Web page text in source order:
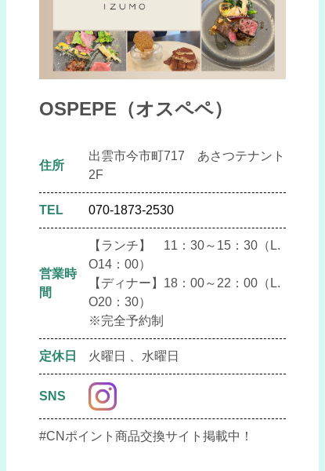
OSPEPE（オスペペ）
住所
出雲市今市町717 あさつテナント
2F
TEL 070-1873-2530
営業時
間
【ランチ】 11：30～15：30（L.
O14：00）
【ディナー】18：00～22：00（L.
O20：30）
※完全予約制
定休日 火曜日 水曜日
SNS
#CNポイント商品交換サイト掲載中！